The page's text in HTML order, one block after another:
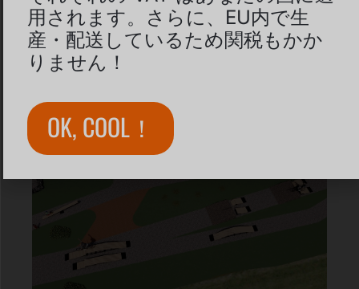
用されます。さらに、EU内で生
産・配送しているため関税もかか
りません！
OK, COOL！